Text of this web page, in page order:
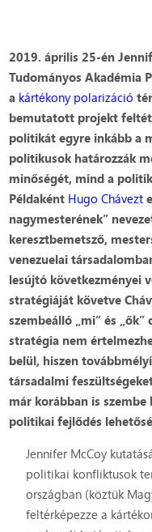
2019. április 25-én
Tudományos Akadémia
a kártékony polarizáció
bemutatott projekt
politikát egyre inkább a
politikusok határozzák
minőségét, mind a
Példaként Hugo Chávezt
nagymesterének”
keresztbemetsző,
venezuelai
lesújtó következményei
stratégiáját követve
szembeálló „mi” és
stratégia nem
belül, hiszen
társadalmi
már korábban is
politikai fejlődés
Jennifer McCoy
politikai konfliktusok
országban (köztük
feltérképezze a